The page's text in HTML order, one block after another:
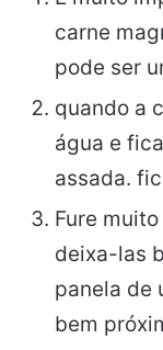
carne
pode ser
quando a
água e
assada.
Fure
deixa-las
panela de
bem